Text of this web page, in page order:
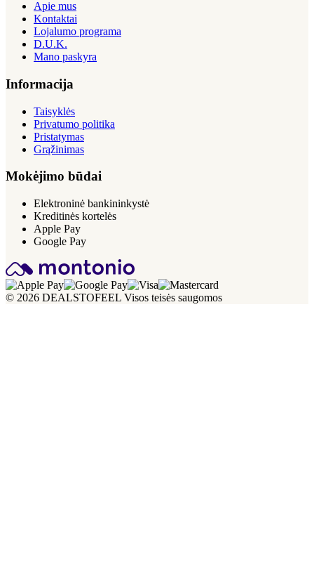
Apie mus
Kontaktai
Lojalumo programa
D.U.K.
Mano paskyra
Informacija
Taisyklės
Privatumo politika
Pristatymas
Grąžinimas
Mokėjimo būdai
Elektroninė bankininkystė
Kreditinės kortelės
Apple Pay
Google Pay
© 2026 DEALSTOFEEL Visos teisės saugomos